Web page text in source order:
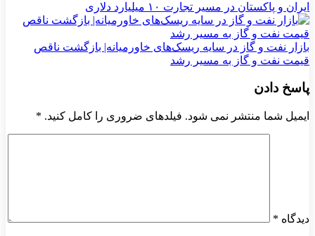
ایران و پاکستان در مسیر تجارت ۱۰ میلیارد دلاری
بازار نفت و گاز در سایه ریسک‌های خاورمیانه| بازگشت ناقص
قیمت نفت و گاز به مسیر رشد
پاسخ دادن
ایمیل شما منتشر نمی شود. فیلدهای ضروری را کامل کنید. *
دیدگاه *